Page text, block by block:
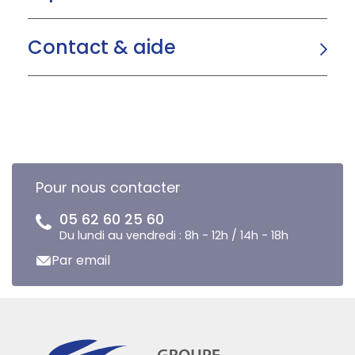
Contact & aide
Pour nous contacter
05 62 60 25 60
Du lundi au vendredi : 8h - 12h / 14h - 18h
Par email